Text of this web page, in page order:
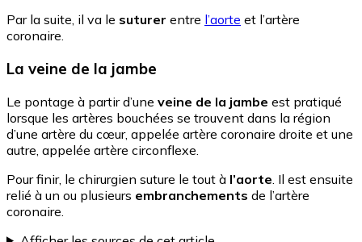
Par la suite, il va le suturer entre l’aorte et l’artère
coronaire.
La veine de la jambe
Le pontage à partir d’une veine de la jambe est pratiqué
lorsque les artères bouchées se trouvent dans la région
d’une artère du cœur, appelée artère coronaire droite et une
autre, appelée artère circonflexe.
Pour finir, le chirurgien suture le tout à l’aorte . Il est ensuite
relié à un ou plusieurs embranchements de l’artère
coronaire.